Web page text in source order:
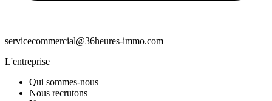
servicecommercial@36heures-immo.com
L'entreprise
Qui sommes-nous
Nous recrutons